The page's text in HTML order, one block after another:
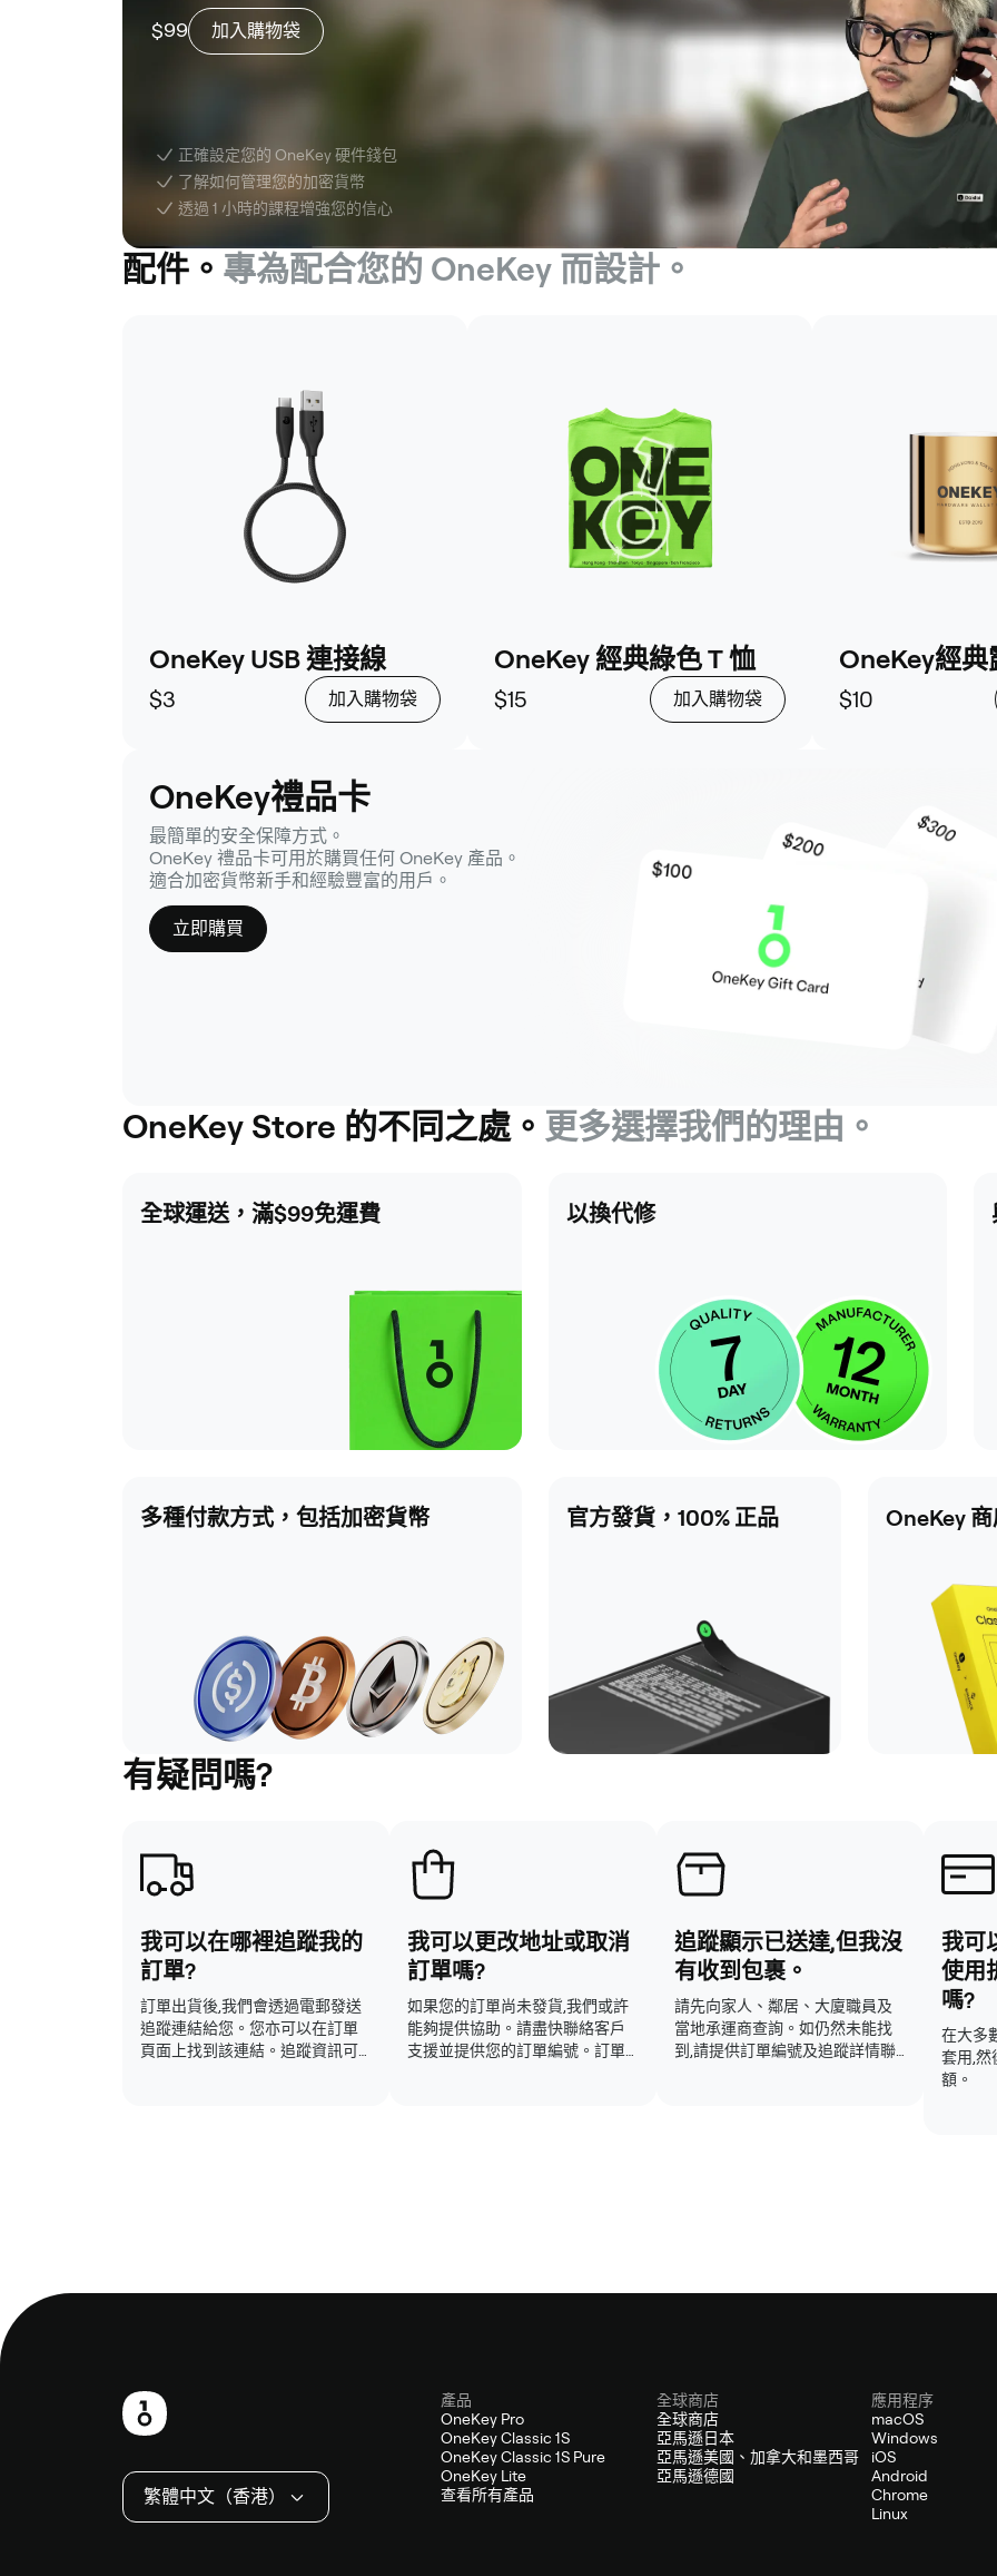
$99 加入購物袋
正確設定您的 OneKey 硬件錢包
了解如何管理您的加密貨幣
透過 1 小時的課程增強您的信心
配件。 專為配合您的 OneKey 而設計。
OneKey USB 連接線
$3 加入購物袋
OneKey 經典綠色 T 恤
$15 加入購物袋
OneKey經典
$10
OneKey禮品卡
最簡單的安全保障方式。
OneKey 禮品卡可用於購買任何 OneKey 產品。
適合加密貨幣新手和經驗豐富的用戶。
立即購買
OneKey Store 的不同之處。 更多選擇我們的理由。
全球運送，滿$99免運費 以換代修
多種付款方式，包括加密貨幣 官方發貨，100% 正品 OneKey
有疑問嗎?
我可以在哪裡追蹤我的
訂單?
訂單出貨後,我們會透過電郵發送
追蹤連結給您。您亦可以在訂單
頁面上找到該連結。追蹤資訊可
我可以更改地址或取消
訂單嗎?
如果您的訂單尚未發貨,我們或許
能夠提供協助。請盡快聯絡客戶
支援並提供您的訂單編號。訂單
追蹤顯示已送達,但我沒
有收到包裹。
請先向家人、鄰居、大廈職員及
當地承運商查詢。如仍然未能找
到,請提供訂單編號及追蹤詳情聯
我可
使用
嗎?
在大多
套用,然
額。
繁體中文（香港）
產品
OneKey Pro
OneKey Classic 1S
OneKey Classic 1S Pure
OneKey Lite
查看所有產品
全球商店
全球商店
亞馬遜日本
亞馬遜美國、加拿大和墨西哥
亞馬遜德國
應用程序
macOS
Windows
iOS
Android
Chrome
Linux